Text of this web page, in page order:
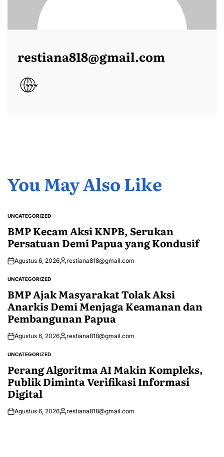
restiana818@gmail.com
You May Also Like
POSTED
UNCATEGORIZED
BMP Kecam Aksi KNPB, Serukan
Persatuan Demi Papua yang Kondusif
Agustus 6, 2026Posted
restiana818@gmail.com
POSTED
UNCATEGORIZED
BMP Ajak Masyarakat Tolak Aksi
Anarkis Demi Menjaga Keamanan dan
Pembangunan Papua
Agustus 6, 2026Posted
restiana818@gmail.com
POSTED
UNCATEGORIZED
Perang Algoritma AI Makin Kompleks,
Publik Diminta Verifikasi Informasi
Digital
Agustus 6, 2026Posted
restiana818@gmail.com